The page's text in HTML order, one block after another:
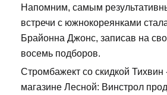
Напомним, самым
встречи с южнокореянками
Брайонна Джонс, записав на
восемь подборов.
Стромбажект со скидкой Тихвин
магазине Лесной: Винстрол